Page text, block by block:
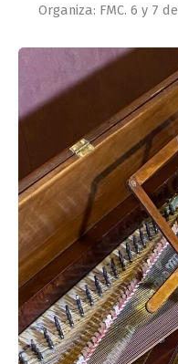
Organiza: FMC. 6 y 7 de